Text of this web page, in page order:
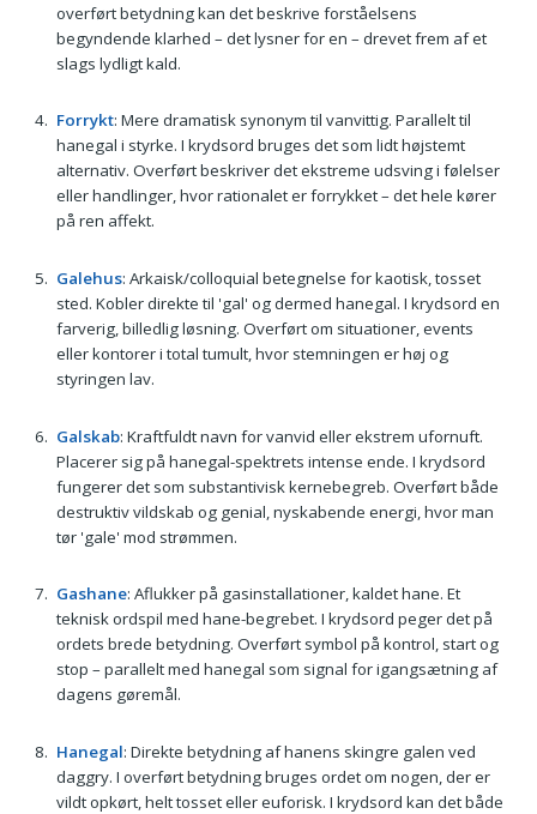
overført betydning kan det beskrive forståelsens
begyndende klarhed – det lysner for en – drevet frem af et
slags lydligt kald.
Forrykt: Mere dramatisk synonym til vanvittig. Parallelt til
hanegal i styrke. I krydsord bruges det som lidt højstemt
alternativ. Overført beskriver det ekstreme udsving i følelser
eller handlinger, hvor rationalet er forrykket – det hele kører
på ren affekt.
Galehus: Arkaisk/colloquial betegnelse for kaotisk, tosset
sted. Kobler direkte til 'gal' og dermed hanegal. I krydsord en
farverig, billedlig løsning. Overført om situationer, events
eller kontorer i total tumult, hvor stemningen er høj og
styringen lav.
Galskab: Kraftfuldt navn for vanvid eller ekstrem ufornuft.
Placerer sig på hanegal-spektrets intense ende. I krydsord
fungerer det som substantivisk kernebegreb. Overført både
destruktiv vildskab og genial, nyskabende energi, hvor man
tør 'gale' mod strømmen.
Gashane: Aflukker på gasinstallationer, kaldet hane. Et
teknisk ordspil med hane-begrebet. I krydsord peger det på
ordets brede betydning. Overført symbol på kontrol, start og
stop – parallelt med hanegal som signal for igangsætning af
dagens gøremål.
Hanegal: Direkte betydning af hanens skingre galen ved
daggry. I overført betydning bruges ordet om nogen, der er
vildt opkørt, helt tosset eller euforisk. I krydsord kan det både